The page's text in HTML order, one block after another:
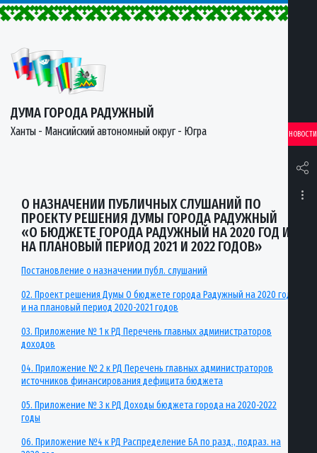
ДУМА ГОРОДА РАДУЖНЫЙ
Ханты - Мансийский автономный округ - Югра НОВОСТИ
О НАЗНАЧЕНИИ ПУБЛИЧНЫХ СЛУШАНИЙ ПО
ПРОЕКТУ РЕШЕНИЯ ДУМЫ ГОРОДА РАДУЖНЫЙ
«О БЮДЖЕТЕ ГОРОДА РАДУЖНЫЙ НА 2020 ГОД И
НА ПЛАНОВЫЙ ПЕРИОД 2021 И 2022 ГОДОВ»
Постановление о назначении публ. слушаний
02. Проект решения Думы О бюджете города Радужный на 2020 год
и на плановый период 2020-2021 годов
03. Приложение № 1 к РД Перечень главных администраторов
доходов
04. Приложение № 2 к РД Перечень главных администраторов
источников финансирования дефицита бюджета
05. Приложение № 3 к РД Доходы бюджета города на 2020-2022
годы
06. Приложение №4 к РД Распределение БА по разд., подраз. на